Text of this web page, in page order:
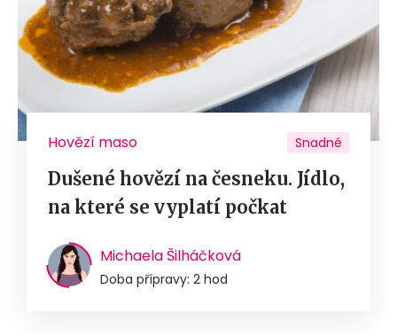
Hovězí maso Snadné
Dušené hovězí na česneku. Jídlo,
na které se vyplatí počkat
Michaela Šilháčková
Doba přípravy: 2 hod